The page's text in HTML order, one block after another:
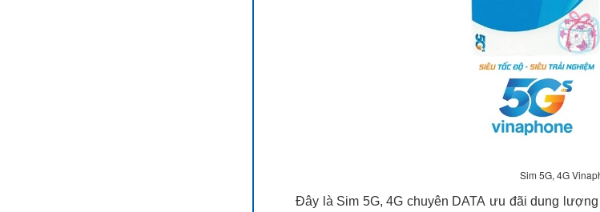
Sim 5G, 4G
Đây là Sim 5G, 4G chuyên DATA ưu đãi dung